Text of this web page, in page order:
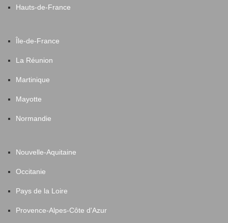
Hauts-de-France
Île-de-France
La Réunion
Martinique
Mayotte
Normandie
Nouvelle-Aquitaine
Occitanie
Pays de la Loire
Provence-Alpes-Côte d'Azur